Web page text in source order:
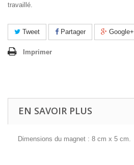
travaillé.
Tweet Partager Google+
Imprimer
EN SAVOIR PLUS
Dimensions du magnet : 8 cm x 5 cm.